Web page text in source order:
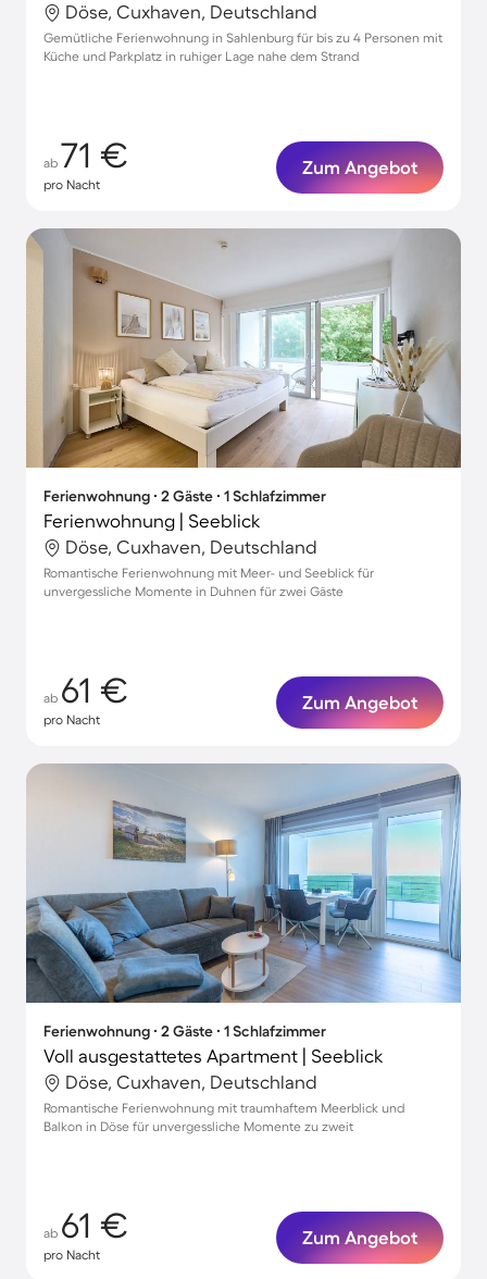
Döse, Cuxhaven, Deutschland
Gemütliche Ferienwohnung in Sahlenburg für bis zu 4 Personen mit
Küche und Parkplatz in ruhiger Lage nahe dem Strand
ab 71 €
pro Nacht
Zum Angebot
Ferienwohnung ∙ 2 Gäste ∙ 1 Schlafzimmer
Ferienwohnung | Seeblick
Döse, Cuxhaven, Deutschland
Romantische Ferienwohnung mit Meer- und Seeblick für
unvergessliche Momente in Duhnen für zwei Gäste
ab 61 €
pro Nacht
Zum Angebot
Ferienwohnung ∙ 2 Gäste ∙ 1 Schlafzimmer
Voll ausgestattetes Apartment | Seeblick
Döse, Cuxhaven, Deutschland
Romantische Ferienwohnung mit traumhaftem Meerblick und
Balkon in Döse für unvergessliche Momente zu zweit
ab 61 €
pro Nacht
Zum Angebot